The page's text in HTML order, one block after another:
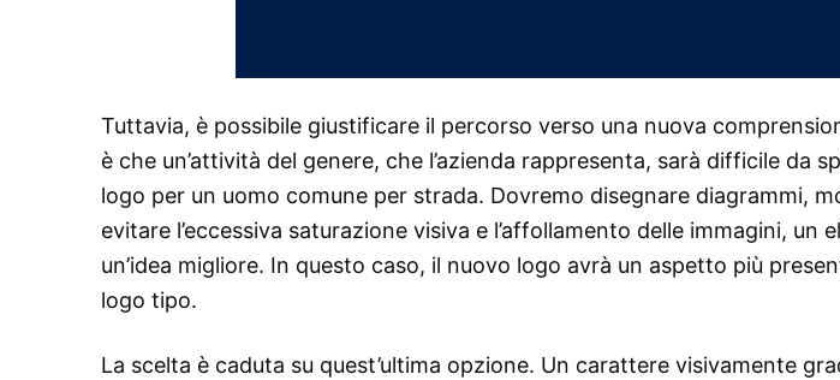
Tuttavia, è possibile giustificare il percorso verso una nuova
è che un’attività del genere, che l’azienda rappresenta, sarà difficile da
logo per un uomo comune per strada. Dovremo disegnare diagrammi,
evitare l’eccessiva saturazione visiva e l’affollamento delle immagini, un
un’idea migliore. In questo caso, il nuovo logo avrà un aspetto più
logo tipo.
La scelta è caduta su quest’ultima opzione. Un carattere visivamente